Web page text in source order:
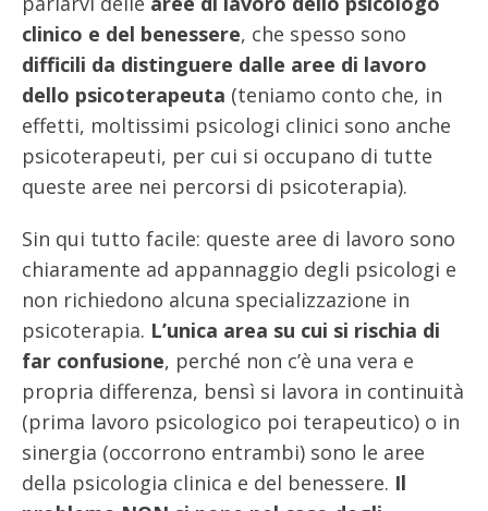
clinico e del benessere, che spesso sono
difficili da distinguere dalle aree di lavoro
dello psicoterapeuta (teniamo conto che, in
effetti, moltissimi psicologi clinici sono anche
psicoterapeuti, per cui si occupano di tutte
queste aree nei percorsi di psicoterapia).
Sin qui tutto facile: queste aree di lavoro sono
chiaramente ad appannaggio degli psicologi e
non richiedono alcuna specializzazione in
psicoterapia. L’unica area su cui si rischia di
far confusione, perché non c’è una vera e
propria differenza, bensì si lavora in continuità
(prima lavoro psicologico poi terapeutico) o in
sinergia (occorrono entrambi) sono le aree
della psicologia clinica e del benessere. Il